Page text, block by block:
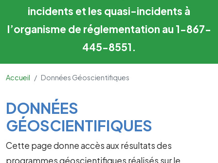
incidents et les quasi-incidents à
l’organisme de réglementation au 1-867-
445-8551.
Accueil Données Géoscientifiques
Main Content
DONNÉES
GÉOSCIENTIFIQUES
Cette page donne accès aux résultats des
programmes géoscientifiques réalisés sur le